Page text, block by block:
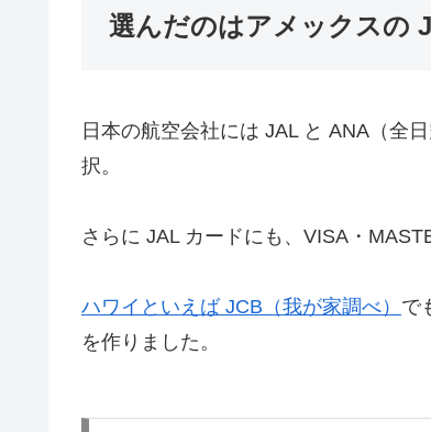
選んだのはアメックスの
日本の航空会社には JAL と ANA（全
択。
さらに JAL カードにも、VISA・
ハワイといえば JCB（我が家調べ） で
を作りました。